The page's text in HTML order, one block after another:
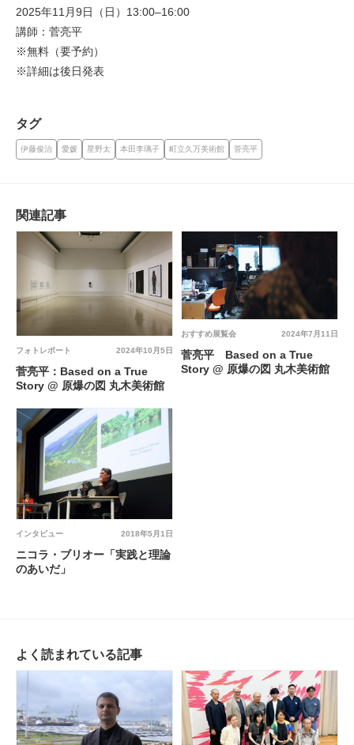
2025年11月9日（日）13:00–16:00
講師：菅亮平
※無料（要予約）
※詳細は後日発表
タグ
伊藤俊治 愛媛 星野太 本田李璃子 町立久万美術館 菅亮平
関連記事
2024年10月5日
フォトレポート
菅亮平：Based on a True
Story @ 原爆の図 丸木美術館
2024年7月11日
おすすめ展覧会
菅亮平 Based on a True
Story @ 原爆の図 丸木美術館
2018年5月1日
インタビュー
ニコラ・ブリオー「実践と理論
のあいだ」
よく読まれている記事